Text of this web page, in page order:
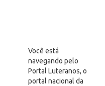
Você está
navegando pelo
Portal Luteranos, o
portal nacional da